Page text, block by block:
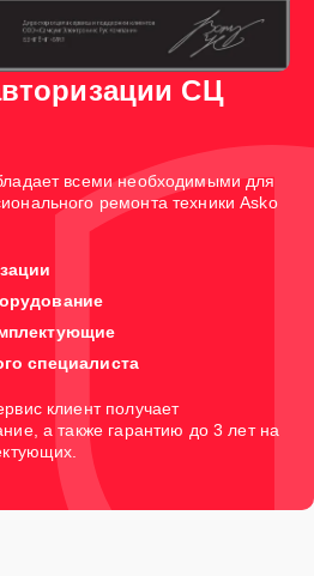
СЦ
всеми необходимыми для
ремонта техники Asko
специалиста
клиент получает
а также гарантию до 3 лет на